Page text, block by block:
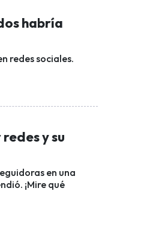
habría
redes sociales.
y su
en una
¡Mire qué